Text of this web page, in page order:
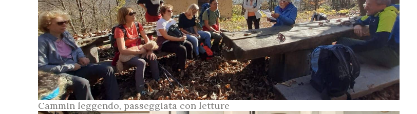
Cammin leggendo, passeggiata con letture